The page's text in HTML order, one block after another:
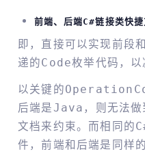
前端、后端C#链接类快
即，直接可以实现前段
递的Code枚举代码，以
以关键的
后端是Java，则无法做
文档来约束。而相同的
件，前端和后端是同样